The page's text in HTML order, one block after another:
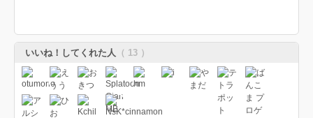
いいね！してくれた人 （ 13 ）